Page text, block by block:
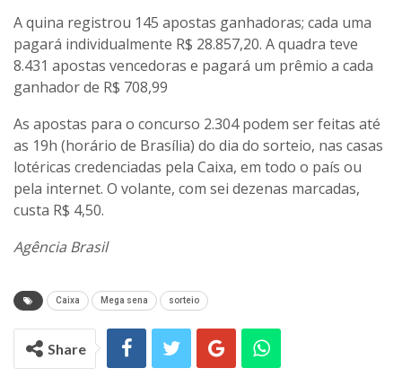
A quina registrou 145 apostas ganhadoras; cada uma
pagará individualmente R$ 28.857,20. A quadra teve
8.431 apostas vencedoras e pagará um prêmio a cada
ganhador de R$ 708,99
As apostas para o concurso 2.304 podem ser feitas até
as 19h (horário de Brasília) do dia do sorteio, nas casas
lotéricas credenciadas pela Caixa, em todo o país ou
pela internet. O volante, com sei dezenas marcadas,
custa R$ 4,50.
Agência Brasil
Caixa Mega sena sorteio
Share